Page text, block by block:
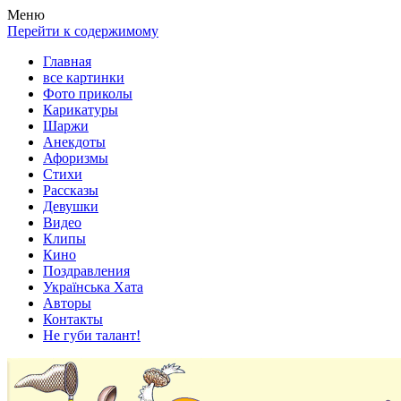
Весела хата — прикольные картинки, смешные истории, клипы!
Покажем всем ваши фото приколы, карикатуры, шаржи, стихи,
Меню
Перейти к содержимому
Главная
все картинки
Фото приколы
Карикатуры
Шаржи
Анекдоты
Афоризмы
Стихи
Рассказы
Девушки
Видео
Клипы
Кино
Поздравления
Українська Хата
Авторы
Контакты
Не губи талант!